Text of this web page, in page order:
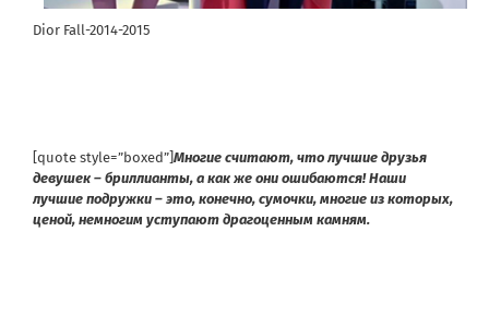
Dior Fall-2014-2015
[quote style=”boxed”] Многие считают, что лучшие друзья
девушек – бриллианты, а как же они ошибаются! Наши
лучшие подружки – это, конечно, сумочки, многие из которых,
ценой, немногим уступают драгоценным камням.